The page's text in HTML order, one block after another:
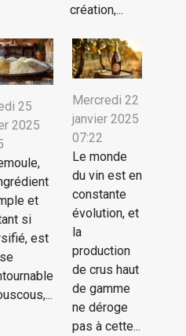
création,...
25
2025
et
si
est
Mercredi 22
janvier 2025
07:22
Le monde
du vin est en
constante
évolution, et
la
production
de crus haut
de gamme
ne déroge
pas à cette...